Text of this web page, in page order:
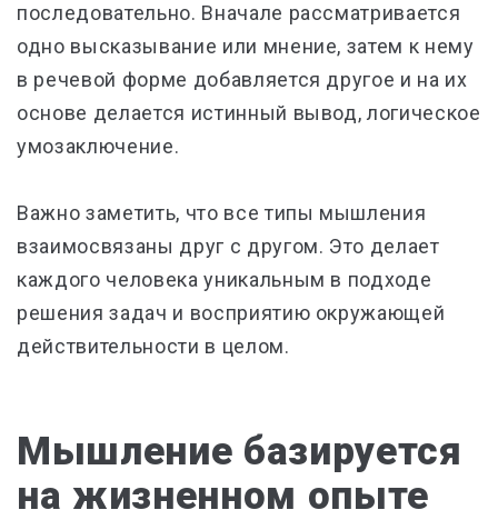
последовательно. Вначале рассматривается
одно высказывание или мнение, затем к нему
в речевой форме добавляется другое и на их
основе делается истинный вывод, логическое
умозаключение.
Важно заметить, что все типы мышления
взаимосвязаны друг с другом. Это делает
каждого человека уникальным в подходе
решения задач и восприятию окружающей
действительности в целом.
Мышление базируется
на жизненном опыте